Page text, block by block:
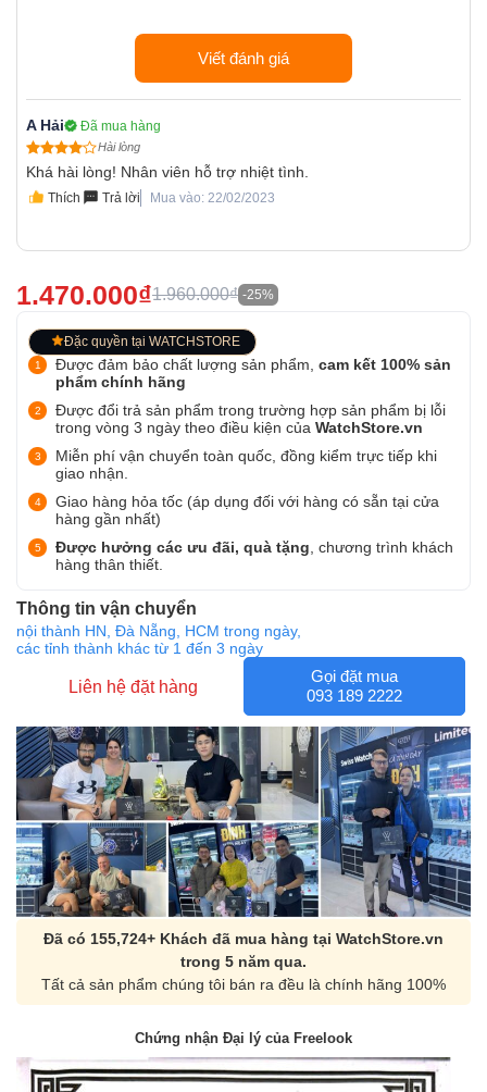
Viết đánh giá
A Hải Đã mua hàng
Hài lòng
Khá hài lòng! Nhân viên hỗ trợ nhiệt tình.
Thích Trả lời Mua vào: 22/02/2023
1.470.000₫1.960.000₫ -25%
Đặc quyền tại WATCHSTORE
Được đảm bảo chất lượng sản phẩm, cam kết 100% sản
phẩm chính hãng
Được đổi trả sản phẩm trong trường hợp sản phẩm bị lỗi
trong vòng 3 ngày theo điều kiện của WatchStore.vn
Miễn phí vận chuyển toàn quốc, đồng kiểm trực tiếp khi
giao nhận.
Giao hàng hỏa tốc (áp dụng đối với hàng có sẵn tại cửa
hàng gần nhất)
Được hưởng các ưu đãi, quà tặng , chương trình khách
hàng thân thiết.
Thông tin vận chuyển
nội thành HN, Đà Nẵng, HCM trong ngày,
các tỉnh thành khác từ 1 đến 3 ngày
Liên hệ đặt hàng
Gọi đặt mua
093 189 2222
Đã có 155,724+ Khách đã mua hàng tại WatchStore.vn
trong 5 năm qua.
Tất cả sản phẩm chúng tôi bán ra đều là chính hãng 100%
Chứng nhận Đại lý của Freelook